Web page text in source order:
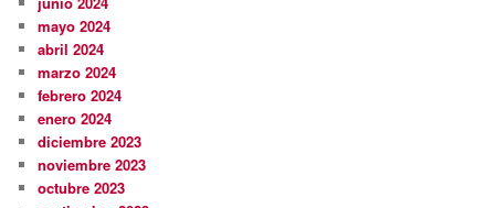
mayo 2024
abril 2024
marzo 2024
febrero 2024
enero 2024
diciembre 2023
noviembre 2023
octubre 2023